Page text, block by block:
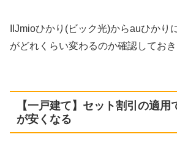
IIJmioひかり(ビック光)からauひかり
がどれくらい変わるのか確認しておき
【一戸建て】セット割引の適用
が安くなる